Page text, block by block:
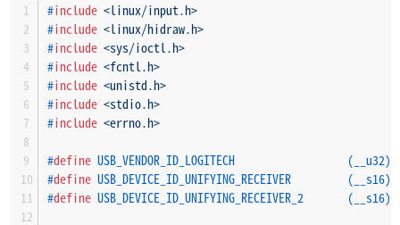
#include <linux/input.h>
#include <linux/hidraw.h>
#include <sys/ioctl.h>
#include <fcntl.h>
#include <unistd.h>
#include <stdio.h>
#include <errno.h>
#define USB_VENDOR_ID_LOGITECH
#define USB_DEVICE_ID_UNIFYING_RECEIVER
#define USB_DEVICE_ID_UNIFYING_RECEIVER_2